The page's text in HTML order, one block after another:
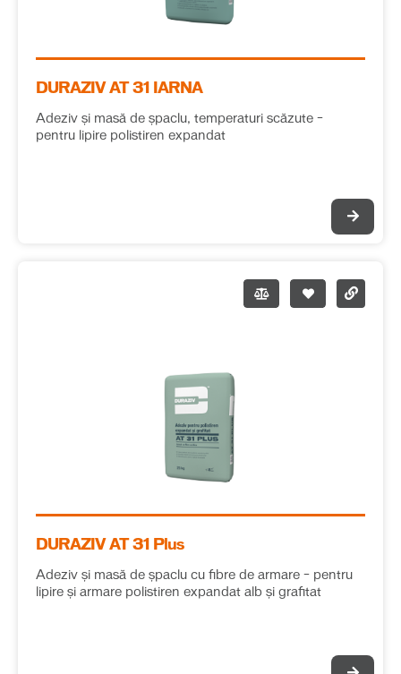
DURAZIV AT 31 IARNA
Adeziv și masă de șpaclu, temperaturi scăzute –
pentru lipire polistiren expandat
DURAZIV AT 31 Plus
Adeziv și masă de șpaclu cu fibre de armare – pentru
lipire și armare polistiren expandat alb și grafitat